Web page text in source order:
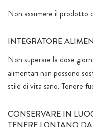
Non assumere il prodotto
INTEGRATORE
Non superare la dose
alimentari non possono
stile di vita sano. Tenere
CONSERVARE IN